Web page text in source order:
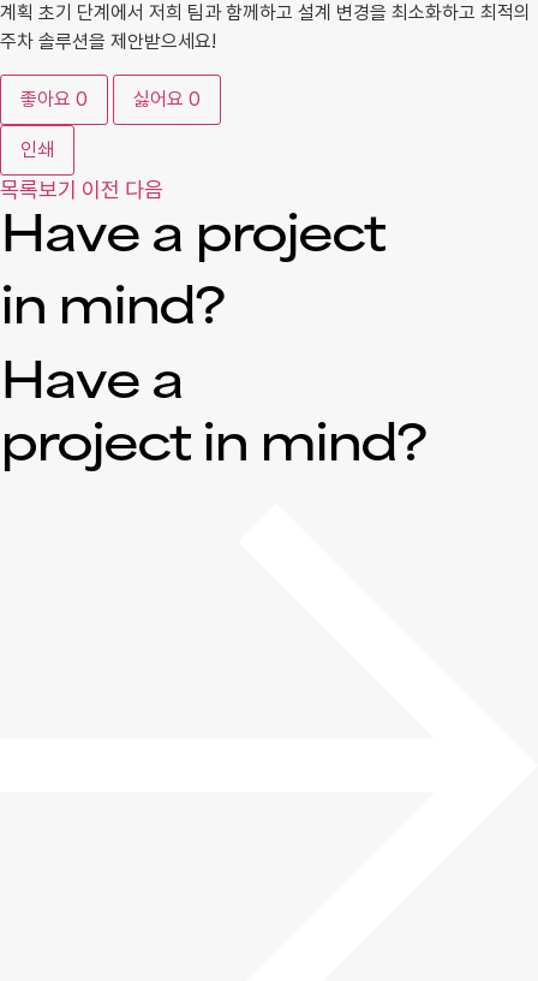
계획 초기 단계에서 저희 팀과 함께하고 설계 변경을 최소화하고 최적의
주차 솔루션을 제안받으세요!
좋아요 0 싫어요 0
인쇄
목록보기 이전 다음
Have a project
in mind?
Have a
project in mind?